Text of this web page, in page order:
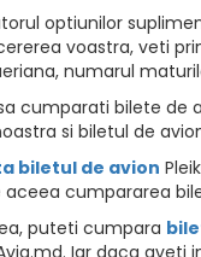
optiunilor
voastra, veti
numarul
cumparati bilete de
si biletul de
biletul de avion
aceea cumpararea
puteti cumpara
Iar daca aveti